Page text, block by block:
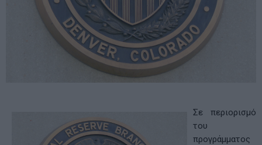
Σε περιορισμό
του
προγράμματος